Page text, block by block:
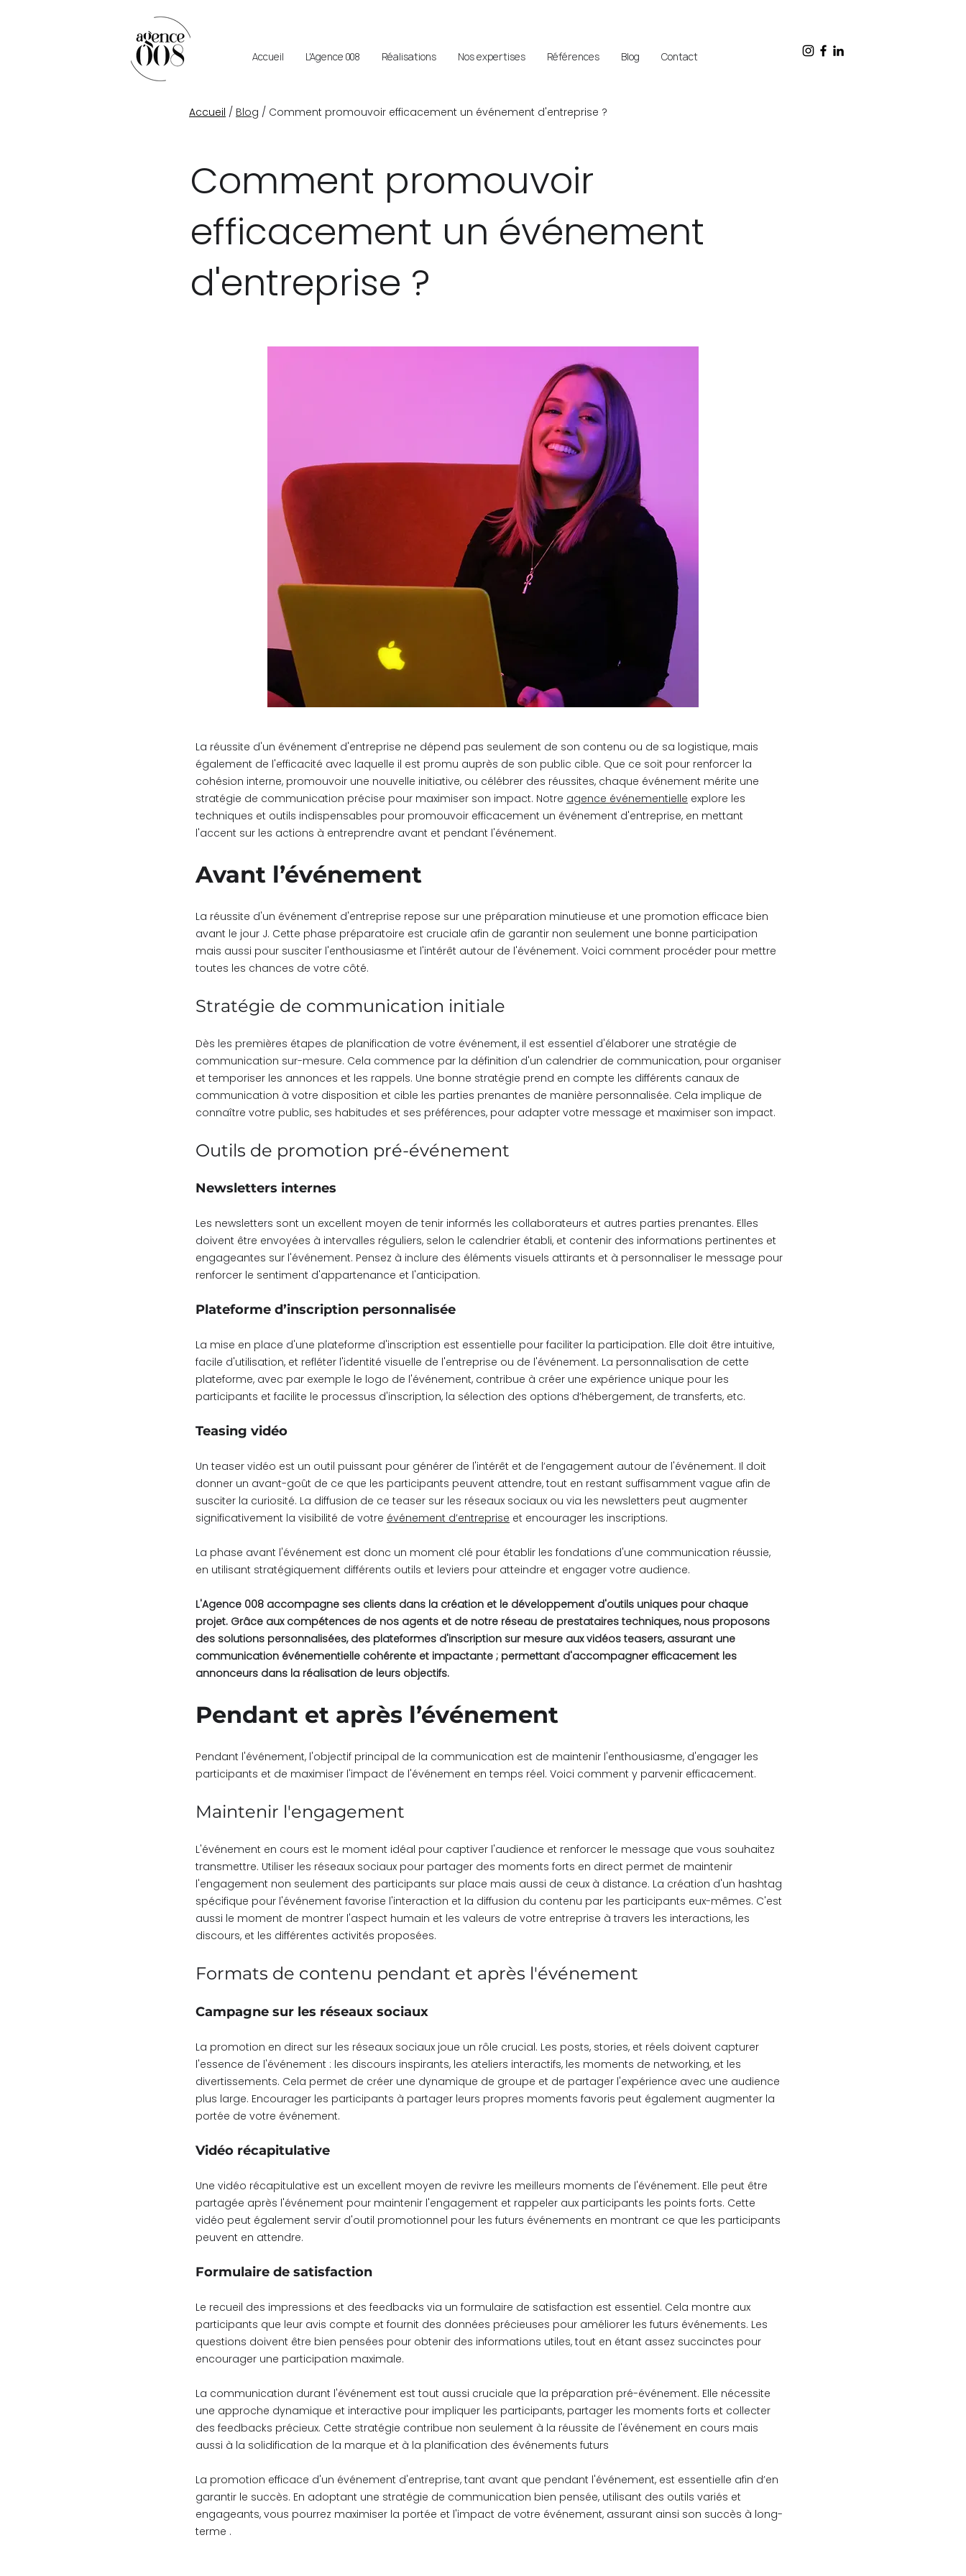
Accueil L'Agence 008 Réalisations Nos expertises Références Blog Contact
Accueil / Blog / Comment promouvoir efficacement un événement d'entreprise ?
Comment promouvoir
efficacement un événement
d'entreprise ?
La réussite d'un événement d'entreprise ne dépend pas seulement de son contenu ou de sa logistique, mais
également de l'efficacité avec laquelle il est promu auprès de son public cible. Que ce soit pour renforcer la
cohésion interne, promouvoir une nouvelle initiative, ou célébrer des réussites, chaque événement mérite une
stratégie de communication précise pour maximiser son impact. Notre agence événementielle explore les
techniques et outils indispensables pour promouvoir efficacement un événement d'entreprise, en mettant
l'accent sur les actions à entreprendre avant et pendant l'événement.
Avant l’événement
La réussite d'un événement d'entreprise repose sur une préparation minutieuse et une promotion efficace bien
avant le jour J. Cette phase préparatoire est cruciale afin de garantir non seulement une bonne participation
mais aussi pour susciter l'enthousiasme et l'intérêt autour de l'événement. Voici comment procéder pour mettre
toutes les chances de votre côté.
Stratégie de communication initiale
Dès les premières étapes de planification de votre événement, il est essentiel d'élaborer une stratégie de
communication sur-mesure. Cela commence par la définition d'un calendrier de communication, pour organiser
et temporiser les annonces et les rappels. Une bonne stratégie prend en compte les différents canaux de
communication à votre disposition et cible les parties prenantes de manière personnalisée. Cela implique de
connaître votre public, ses habitudes et ses préférences, pour adapter votre message et maximiser son impact.
Outils de promotion pré-événement
Newsletters internes
Les newsletters sont un excellent moyen de tenir informés les collaborateurs et autres parties prenantes. Elles
doivent être envoyées à intervalles réguliers, selon le calendrier établi, et contenir des informations pertinentes et
engageantes sur l'événement. Pensez à inclure des éléments visuels attirants et à personnaliser le message pour
renforcer le sentiment d'appartenance et l'anticipation.
Plateforme d’inscription personnalisée
La mise en place d'une plateforme d'inscription est essentielle pour faciliter la participation. Elle doit être intuitive,
facile d'utilisation, et refléter l'identité visuelle de l'entreprise ou de l'événement. La personnalisation de cette
plateforme, avec par exemple le logo de l'événement, contribue à créer une expérience unique pour les
participants et facilite le processus d'inscription, la sélection des options d’hébergement, de transferts, etc.
Teasing vidéo
Un teaser vidéo est un outil puissant pour générer de l'intérêt et de l’engagement autour de l'événement. Il doit
donner un avant-goût de ce que les participants peuvent attendre, tout en restant suffisamment vague afin de
susciter la curiosité. La diffusion de ce teaser sur les réseaux sociaux ou via les newsletters peut augmenter
significativement la visibilité de votre événement d’entreprise et encourager les inscriptions.
La phase avant l'événement est donc un moment clé pour établir les fondations d'une communication réussie,
en utilisant stratégiquement différents outils et leviers pour atteindre et engager votre audience.
L'Agence 008 accompagne ses clients dans la création et le développement d'outils uniques pour chaque
projet. Grâce aux compétences de nos agents et de notre réseau de prestataires techniques, nous proposons
des solutions personnalisées, des plateformes d'inscription sur mesure aux vidéos teasers, assurant une
communication événementielle cohérente et impactante ; permettant d'accompagner efficacement les
annonceurs dans la réalisation de leurs objectifs.
Pendant et après l’événement
Pendant l'événement, l'objectif principal de la communication est de maintenir l'enthousiasme, d'engager les
participants et de maximiser l'impact de l'événement en temps réel. Voici comment y parvenir efficacement.
Maintenir l'engagement
L'événement en cours est le moment idéal pour captiver l'audience et renforcer le message que vous souhaitez
transmettre. Utiliser les réseaux sociaux pour partager des moments forts en direct permet de maintenir
l'engagement non seulement des participants sur place mais aussi de ceux à distance. La création d'un hashtag
spécifique pour l'événement favorise l'interaction et la diffusion du contenu par les participants eux-mêmes. C'est
aussi le moment de montrer l'aspect humain et les valeurs de votre entreprise à travers les interactions, les
discours, et les différentes activités proposées.
Formats de contenu pendant et après l'événement
Campagne sur les réseaux sociaux
La promotion en direct sur les réseaux sociaux joue un rôle crucial. Les posts, stories, et réels doivent capturer
l'essence de l'événement : les discours inspirants, les ateliers interactifs, les moments de networking, et les
divertissements. Cela permet de créer une dynamique de groupe et de partager l'expérience avec une audience
plus large. Encourager les participants à partager leurs propres moments favoris peut également augmenter la
portée de votre événement.
Vidéo récapitulative
Une vidéo récapitulative est un excellent moyen de revivre les meilleurs moments de l'événement. Elle peut être
partagée après l'événement pour maintenir l'engagement et rappeler aux participants les points forts. Cette
vidéo peut également servir d'outil promotionnel pour les futurs événements en montrant ce que les participants
peuvent en attendre.
Formulaire de satisfaction
Le recueil des impressions et des feedbacks via un formulaire de satisfaction est essentiel. Cela montre aux
participants que leur avis compte et fournit des données précieuses pour améliorer les futurs événements. Les
questions doivent être bien pensées pour obtenir des informations utiles, tout en étant assez succinctes pour
encourager une participation maximale.
La communication durant l'événement est tout aussi cruciale que la préparation pré-événement. Elle nécessite
une approche dynamique et interactive pour impliquer les participants, partager les moments forts et collecter
des feedbacks précieux. Cette stratégie contribue non seulement à la réussite de l'événement en cours mais
aussi à la solidification de la marque et à la planification des événements futurs
La promotion efficace d'un événement d'entreprise, tant avant que pendant l'événement, est essentielle afin d’en
garantir le succès. En adoptant une stratégie de communication bien pensée, utilisant des outils variés et
engageants, vous pourrez maximiser la portée et l'impact de votre événement, assurant ainsi son succès à long-
terme .